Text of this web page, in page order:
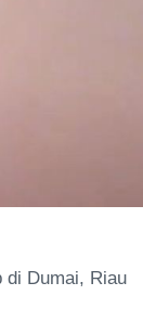
di Dumai, Riau